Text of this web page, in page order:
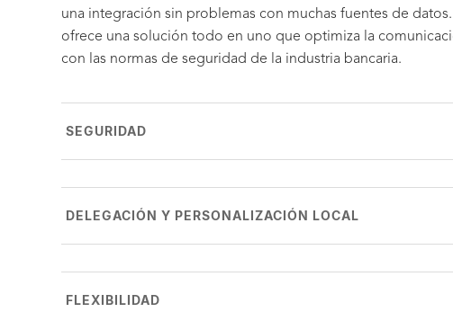
una integración sin problemas con muchas fuentes de
ofrece una solución todo en uno que optimiza la
con las normas de seguridad de la industria bancaria.
SEGURIDAD
DELEGACIÓN Y PERSONALIZACIÓN LOCAL
FLEXIBILIDAD